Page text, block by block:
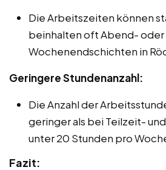
Die Arbeitszeiten können
beinhalten oft Abend- oder
Wochenendschichten in
Geringere Stundenanzahl:
Die Anzahl der
geringer als bei Teilzeit-
unter 20 Stunden pro
Fazit: